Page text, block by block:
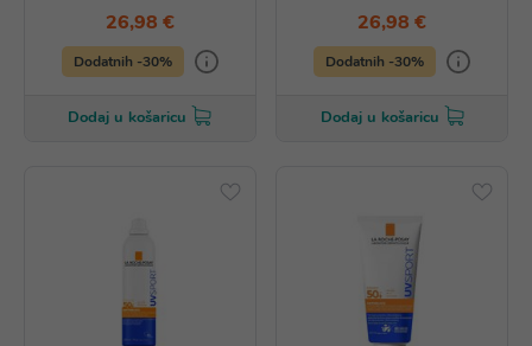
26,98 €
Dodatnih -30%
Dodaj u košaricu
26,98 €
Dodatnih -30%
Dodaj u košaricu